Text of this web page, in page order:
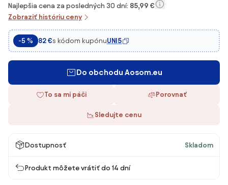
Najlepšia cena za posledných 30 dní: 85,99 €
Zobraziť históriu ceny
-5 % 82 €s kódom kupónuUNI5
Do obchodu Aosom.eu
To sa mi páči Porovnať
Sledujte cenu
Dostupnosť Skladom
Produkt môžete vrátiť do 14 dní